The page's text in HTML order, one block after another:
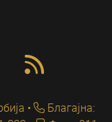
Благајна: